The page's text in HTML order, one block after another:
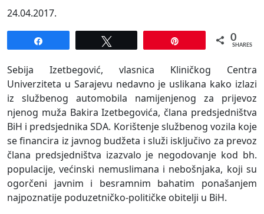
24.04.2017.
0
SHARES
Sebija Izetbegović, vlasnica Kliničkog Centra
Univerziteta u Sarajevu nedavno je uslikana kako izlazi
iz službenog automobila namijenjenog za prijevoz
njenog muža Bakira Izetbegovića, člana predsjedništva
BiH i predsjednika SDA. Korištenje službenog vozila koje
se financira iz javnog budžeta i služi isključivo za prevoz
člana predsjedništva izazvalo je negodovanje kod bh.
populacije, većinski nemuslimana i nebošnjaka, koji su
ogorčeni javnim i besramnim bahatim ponašanjem
najpoznatije poduzetničko-političke obitelji u BiH.